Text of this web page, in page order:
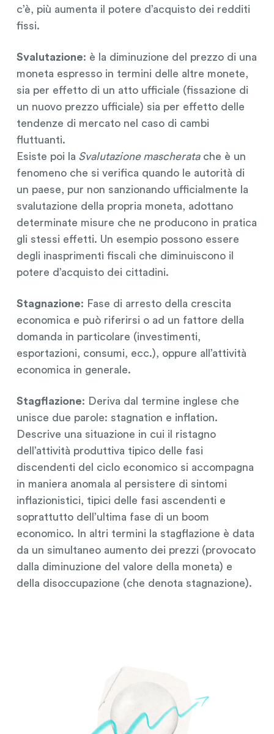
c’è, più aumenta il potere d’acquisto dei redditi
fissi.
Svalutazione: è la diminuzione del prezzo di una
moneta espresso in termini delle altre monete,
sia per effetto di un atto ufficiale (fissazione di
un nuovo prezzo ufficiale) sia per effetto delle
tendenze di mercato nel caso di cambi
fluttuanti.
Esiste poi la Svalutazione mascheratache è un
fenomeno che si verifica quando le autorità di
un paese, pur non sanzionando ufficialmente la
svalutazione della propria moneta, adottano
determinate misure che ne producono in pratica
gli stessi effetti. Un esempio possono essere
degli inasprimenti fiscali che diminuiscono il
potere d’acquisto dei cittadini.
Stagnazione: Fase di arresto della crescita
economica e può riferirsi o ad un fattore della
domanda in particolare (investimenti,
esportazioni, consumi, ecc.), oppure all’attività
economica in generale.
Stagflazione: Deriva dal termine inglese che
unisce due parole: stagnation e inflation.
Descrive una situazione in cui il ristagno
dell’attività produttiva tipico delle fasi
discendenti del ciclo economico si accompagna
in maniera anomala al persistere di sintomi
inflazionistici, tipici delle fasi ascendenti e
soprattutto dell’ultima fase di un boom
economico. In altri termini la stagflazione è data
da un simultaneo aumento dei prezzi (provocato
dalla diminuzione del valore della moneta) e
della disoccupazione (che denota stagnazione).